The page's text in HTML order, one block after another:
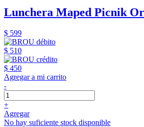
Lunchera Maped Picnik
$ 599
$ 510
$ 450
Agregar a mi carrito
-
+
Agregar
No hay suficiente stock disponible